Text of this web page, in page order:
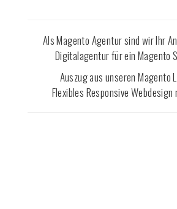
Als Magento Agentur sind wir Ihr
Digitalagentur für ein Magento
Auszug aus unseren Magento
Flexibles Responsive